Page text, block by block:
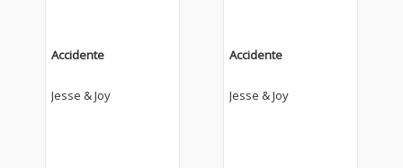
Accidente
Jesse & Joy
Accidente
Jesse & Joy